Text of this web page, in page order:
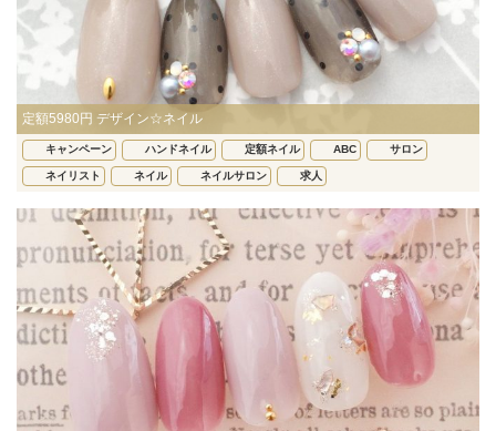
定額5980円 デザイン☆ネイル
キャンペーン ハンドネイル 定額ネイル ABC サロン
ネイリスト ネイル ネイルサロン 求人